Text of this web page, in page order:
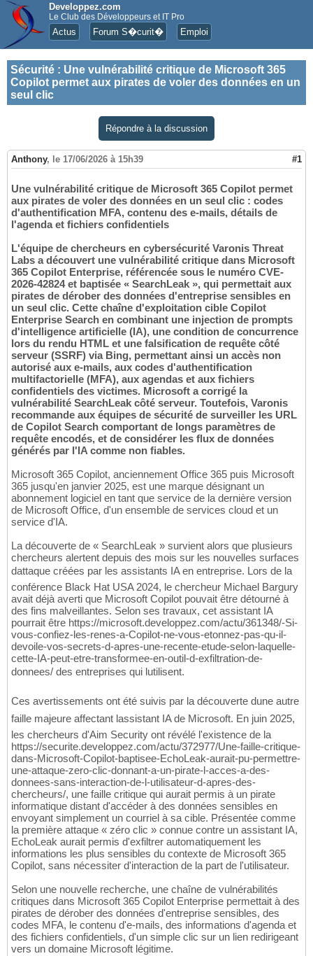
Developpez.com
Le Club des Développeurs et IT Pro
Actus Forum S�curit� Emploi
Sécurité : Une vulnérabilité critique de Microsoft 365
Copilot permet aux pirates de voler des données en un
seul clic
Répondre à la discussion
Anthony, le 17/06/2026 à 15h39 #1
Une vulnérabilité critique de Microsoft 365 Copilot permet
aux pirates de voler des données en un seul clic : codes
d'authentification MFA, contenu des e-mails, détails de
l'agenda et fichiers confidentiels
L'équipe de chercheurs en cybersécurité Varonis Threat
Labs a découvert une vulnérabilité critique dans Microsoft
365 Copilot Enterprise, référencée sous le numéro CVE-
2026-42824 et baptisée « SearchLeak », qui permettait aux
pirates de dérober des données d'entreprise sensibles en
un seul clic. Cette chaîne d'exploitation cible Copilot
Enterprise Search en combinant une injection de prompts
d'intelligence artificielle (IA), une condition de concurrence
lors du rendu HTML et une falsification de requête côté
serveur (SSRF) via Bing, permettant ainsi un accès non
autorisé aux e-mails, aux codes d'authentification
multifactorielle (MFA), aux agendas et aux fichiers
confidentiels des victimes. Microsoft a corrigé la
vulnérabilité SearchLeak côté serveur. Toutefois, Varonis
recommande aux équipes de sécurité de surveiller les URL
de Copilot Search comportant de longs paramètres de
requête encodés, et de considérer les flux de données
générés par l'IA comme non fiables.
Microsoft 365 Copilot, anciennement Office 365 puis Microsoft
365 jusqu'en janvier 2025, est une marque désignant un
abonnement logiciel en tant que service de la dernière version
de Microsoft Office, d'un ensemble de services cloud et un
service d'IA.
La découverte de « SearchLeak » survient alors que plusieurs
chercheurs alertent depuis des mois sur les nouvelles surfaces
dattaque créées par les assistants IA en entreprise. Lors de la
conférence Black Hat USA 2024, le chercheur Michael Bargury
avait déjà averti que Microsoft Copilot pouvait être détourné à
des fins malveillantes. Selon ses travaux, cet assistant IA
pourrait être https://microsoft.developpez.com/actu/361348/-Si-
vous-confiez-les-renes-a-Copilot-ne-vous-etonnez-pas-qu-il-
devoile-vos-secrets-d-apres-une-recente-etude-selon-laquelle-
cette-IA-peut-etre-transformee-en-outil-d-exfiltration-de-
donnees/ des entreprises qui lutilisent.
Ces avertissements ont été suivis par la découverte dune autre
faille majeure affectant lassistant IA de Microsoft. En juin 2025,
les chercheurs d'Aim Security ont révélé l'existence de la
https://securite.developpez.com/actu/372977/Une-faille-critique-
dans-Microsoft-Copilot-baptisee-EchoLeak-aurait-pu-permettre-
une-attaque-zero-clic-donnant-a-un-pirate-l-acces-a-des-
donnees-sans-interaction-de-l-utilisateur-d-apres-des-
chercheurs/, une faille critique qui aurait permis à un pirate
informatique distant d'accéder à des données sensibles en
envoyant simplement un courriel à sa cible. Présentée comme
la première attaque « zéro clic » connue contre un assistant IA,
EchoLeak aurait permis d'exfiltrer automatiquement les
informations les plus sensibles du contexte de Microsoft 365
Copilot, sans nécessiter d'interaction de la part de l'utilisateur.
Selon une nouvelle recherche, une chaîne de vulnérabilités
critiques dans Microsoft 365 Copilot Enterprise permettait à des
pirates de dérober des données d'entreprise sensibles, des
codes MFA, le contenu d'e-mails, des informations d'agenda et
des fichiers confidentiels, d'un simple clic sur un lien redirigeant
vers un domaine Microsoft légitime.